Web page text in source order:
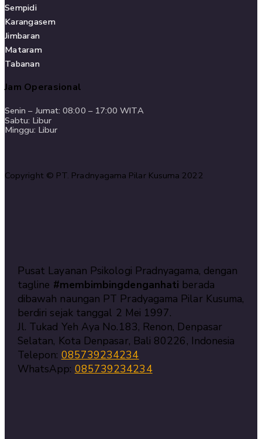
Sempidi
Karangasem
Jimbaran
Mataram
Tabanan
Jam Operasional
Senin – Jumat: 08:00 – 17:00 WITA
Sabtu: Libur
Minggu: Libur
Copyright © PT. Pradnyagama Pilar Kusuma 2022
Pusat Layanan Psikologi Pradnyagama, dengan
tagline #membimbingdenganhati berada
dibawah naungan PT Pradyagama Pilar Kusuma,
berdiri sejak tanggal 2 Mei 1997.
Jl. Tukad Yeh Aya No.183, Renon, Denpasar
Selatan, Kota Denpasar, Bali 80226, Indonesia
Telepon: 085739234234
WhatsApp: 085739234234